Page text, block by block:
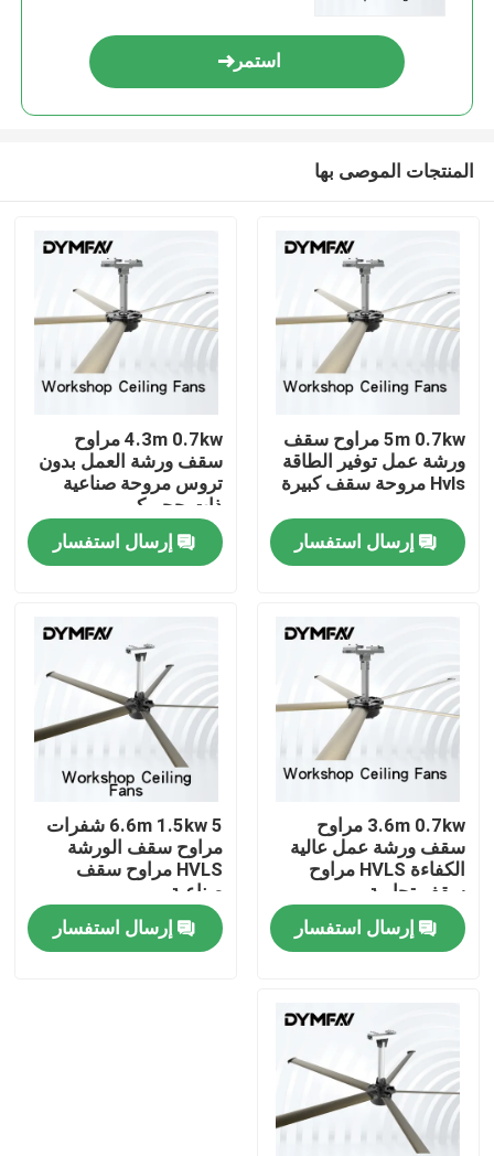
مسكن
معلومات عنا
جولة في المعمل
اتصل بنا
اطلب اقتباس
مراوح HVLS الصناعية
مراوح HVLS التجارية
استمر
المنتجات الموصى بها
5m 0.7kw مراوح سقف
ورشة عمل توفير الطاقة
Hvls مروحة سقف كبيرة
إرسال استفسار
4.3m 0.7kw مراوح
سقف ورشة العمل بدون
تروس مروحة صناعية
ذات حجم كبير
إرسال استفسار
3.6m 0.7kw مراوح
سقف ورشة عمل عالية
الكفاءة HVLS مراوح
سقف تجارية
إرسال استفسار
6.6m 1.5kw 5 شفرات
مراوح سقف الورشة
HVLS مراوح سقف
صناعية
إرسال استفسار